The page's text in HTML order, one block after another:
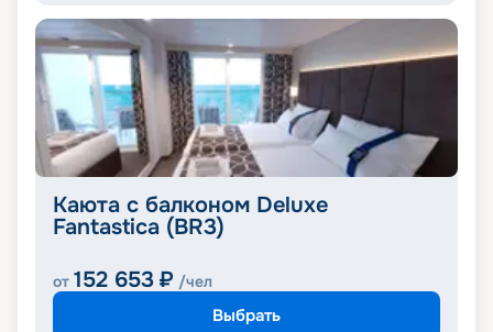
Каюта с балконом Deluxe
Fantastica (BR3)
от 152 653 ₽ /чел
Выбрать